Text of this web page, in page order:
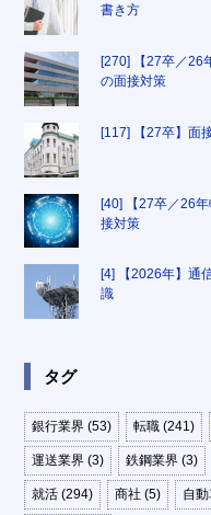
書き方
[270] 【27卒／26
の面接対策
[117] 【27卒】面
[40] 【27卒／26
接対策
[4] 【2026年】通
識
タグ
銀行業界 (53) 転職 (241)
運送業界 (3) 鉄鋼業界 (3)
就活 (294) 商社 (5) 自